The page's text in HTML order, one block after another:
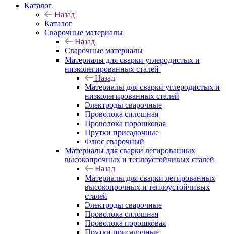
Каталог
Назад
Каталог
Сварочные материалы
Назад
Сварочные материалы
Материалы для сварки углеродистых и
низколегированных сталей
Назад
Материалы для сварки углеродистых и
низколегированных сталей
Электроды сварочные
Проволока сплошная
Проволока порошковая
Прутки присадочные
Флюс сварочный
Материалы для сварки легированных
высокопрочных и теплоустойчивых сталей
Назад
Материалы для сварки легированных
высокопрочных и теплоустойчивых
сталей
Электроды сварочные
Проволока сплошная
Проволока порошковая
Прутки присадочные